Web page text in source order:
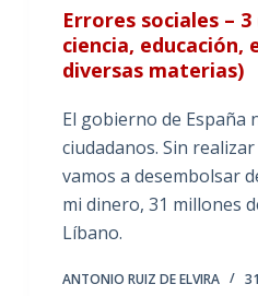
Errores sociales –
ciencia, educación,
diversas materias)
El gobierno de España
ciudadanos. Sin
vamos a desembolsar
mi dinero, 31 millones
Líbano.
ANTONIO RUIZ DE ELVIRA